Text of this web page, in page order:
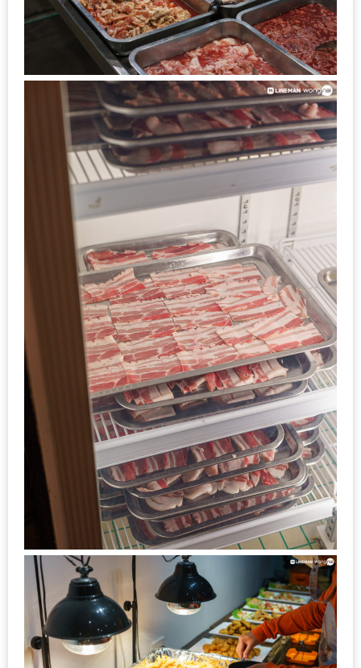
เรื่อง
บ้าน
ครบ
จบ
เดียว
HOMEPRO
FAIR
2017
เชียงใหม่
จัด
เต็ม
กับ
แผนที่
ร้าน
หมู
กระทะ
เชียงใหม่
ปลาย
อิ่ม
ชิ
ลล์
ไม่
เกิน